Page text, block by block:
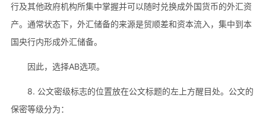
行及其他政府机构所集中掌握并可以随时兑换成外国货币的外汇资
产。通常状态下，外汇储备的来源是贸顺差和资本流入，集中到本
国央行内形成外汇储备。
因此，选择AB选项。
8. 公文密级标志的位置放在公文标题的左上方醒目处。公文的
保密等级分为：